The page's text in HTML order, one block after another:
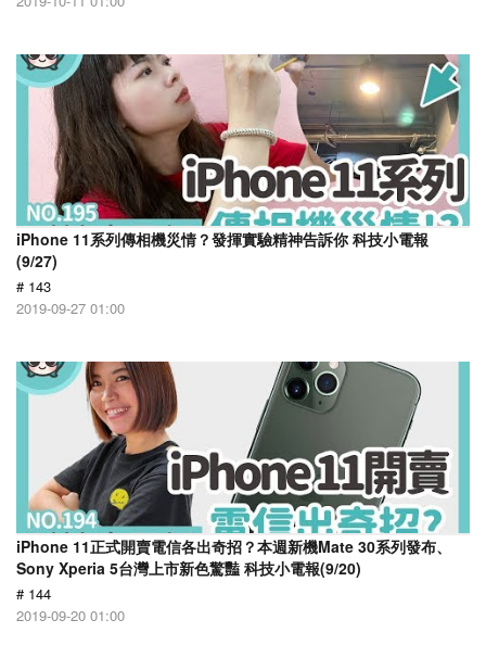
iPhone 11系列傳相機災情？發揮實驗精神告訴你 科技小電報
(9/27)
# 143
2019-09-27 01:00
iPhone 11正式開賣電信各出奇招？本週新機Mate 30系列發布、
Sony Xperia 5台灣上市新色驚豔 科技小電報(9/20)
# 144
2019-09-20 01:00